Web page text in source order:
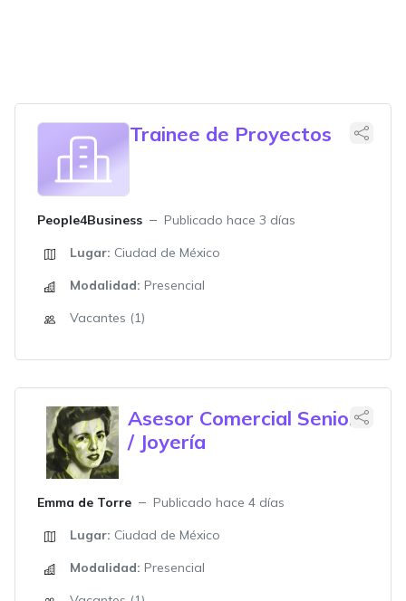
Trainee de Proyectos
People4Business
Publicado hace 3 días
Lugar: Ciudad de México
Modalidad: Presencial
Vacantes (1)
Asesor Comercial Senior
/ Joyería
Emma de Torre
Publicado hace 4 días
Lugar: Ciudad de México
Modalidad: Presencial